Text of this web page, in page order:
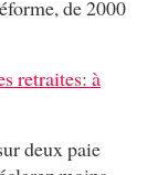
de 2000
retraites: à
deux paie